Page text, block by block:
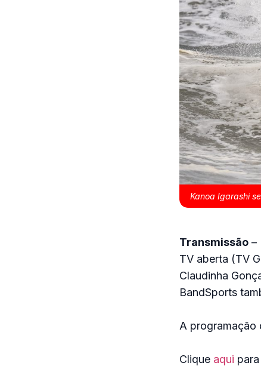
Kanoa Igarashi
Transmissão–
TV aberta (TV
Claudinha
BandSports
A programação
Clique aqui